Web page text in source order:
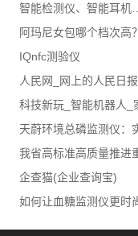
阿玛尼女包哪个档次高？
IQnfc测验仪
人民网_网上的人民日报
企查猫(企业查询宝)